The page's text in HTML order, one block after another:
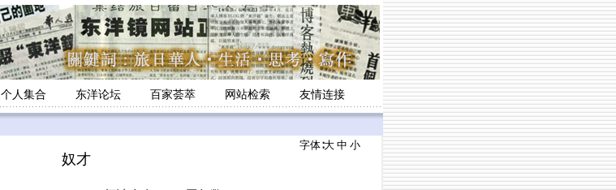
个人集合 东洋论坛 百家荟萃 网站检索 友情连接
字体∶大 中 小
奴才